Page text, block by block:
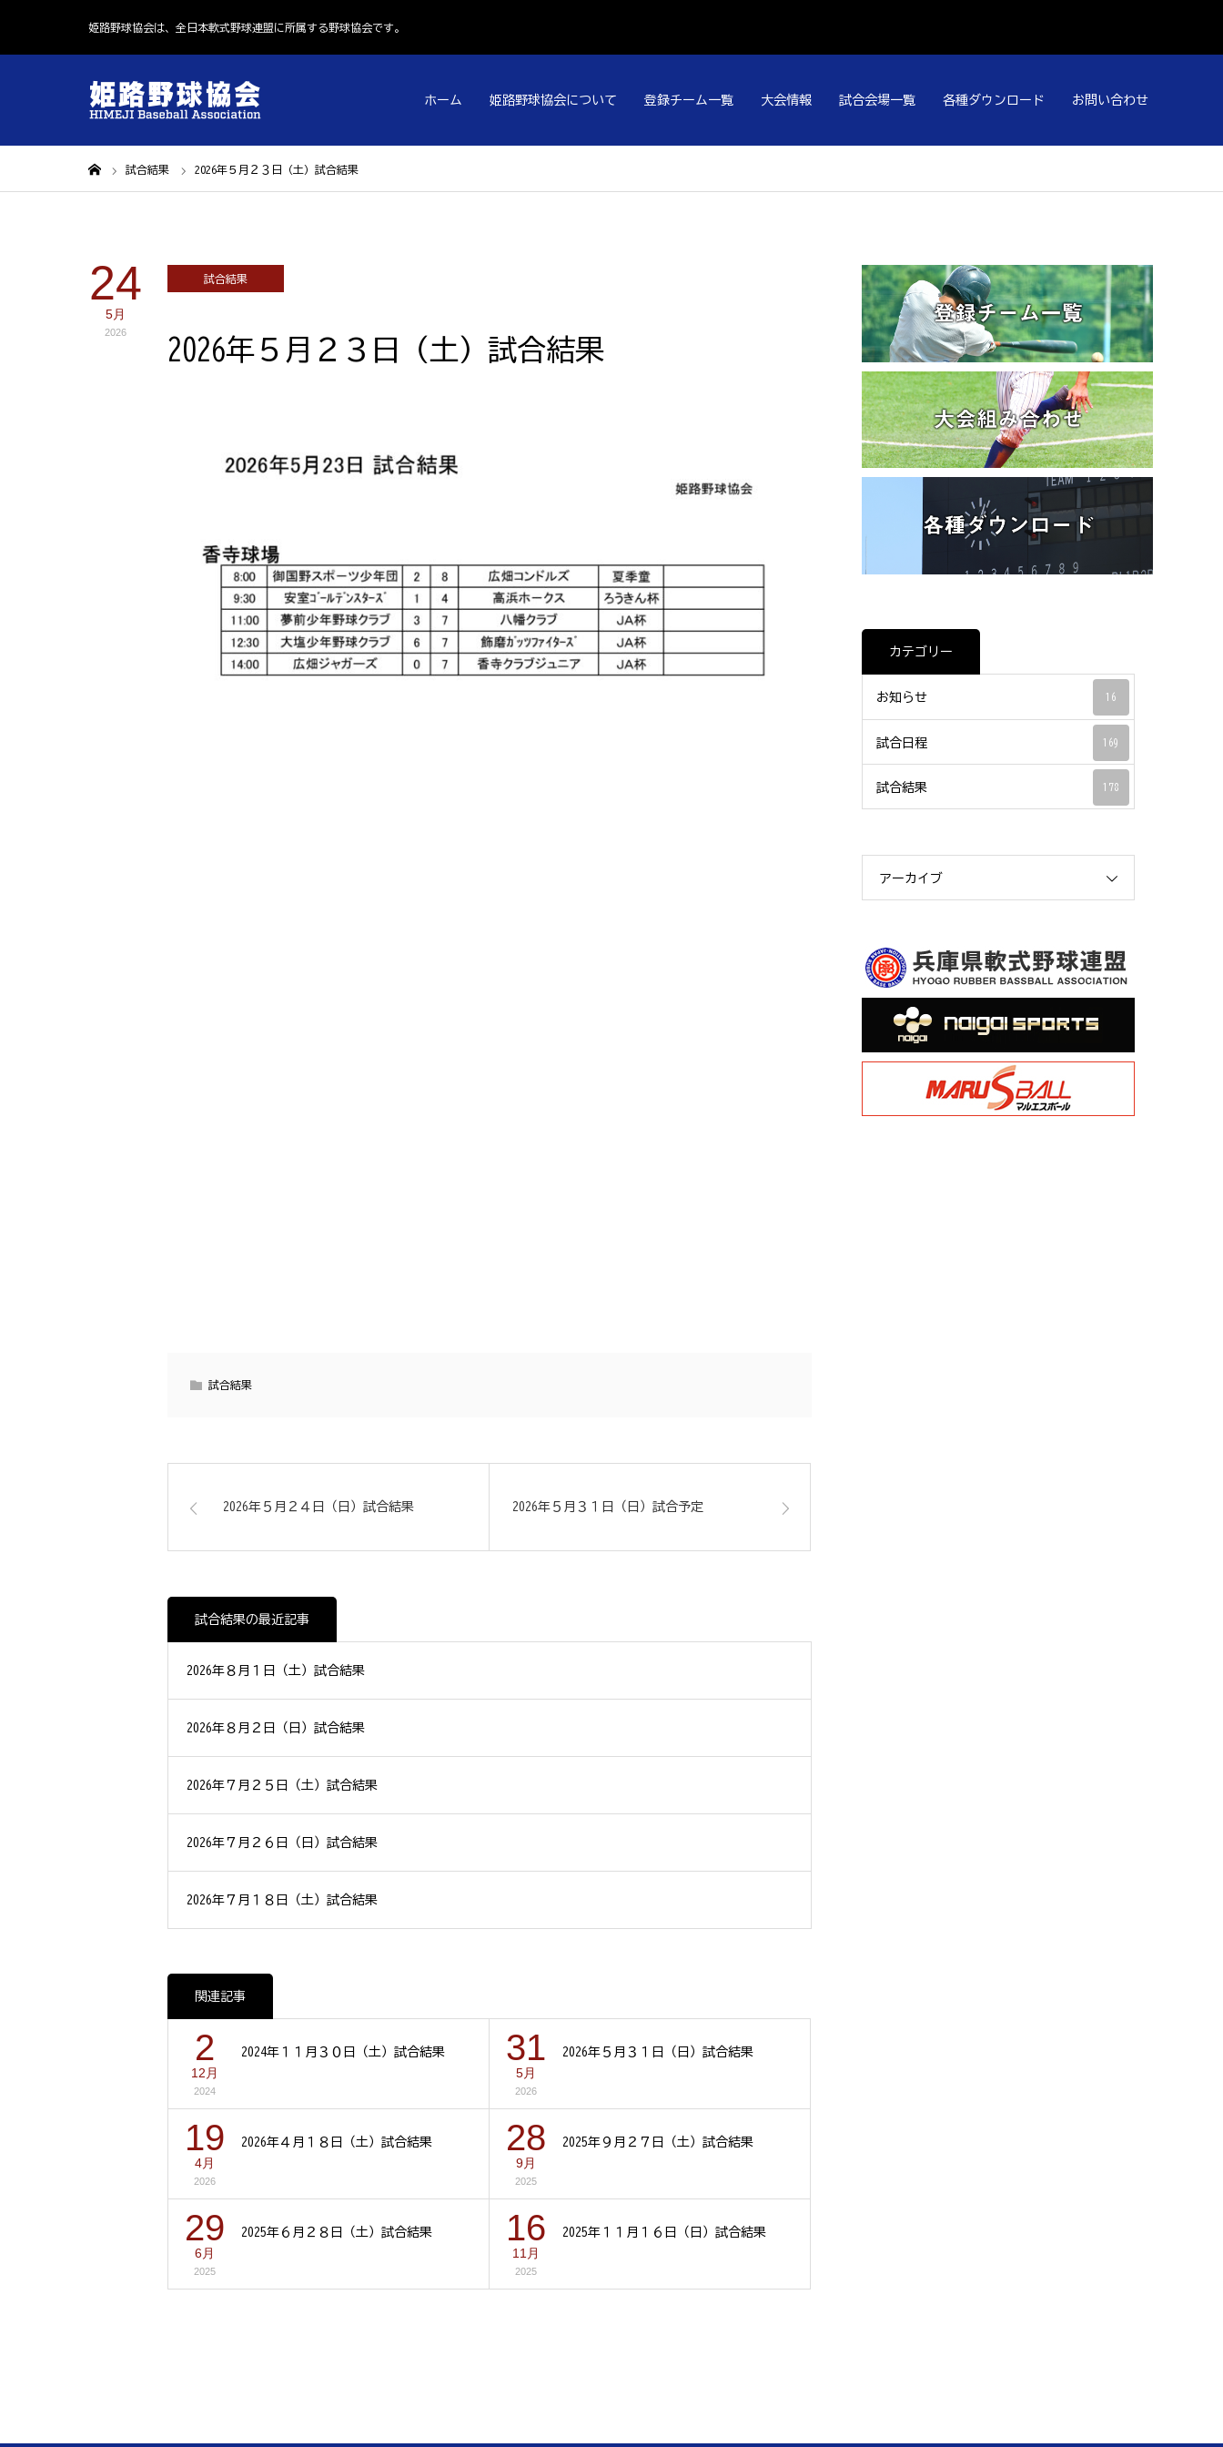
姫路野球協会は、全日本軟式野球連盟に所属する野球協会です。
ホーム 姫路野球協会について 登録チーム一覧 大会情報 試合会場一覧 各種ダウンロード お問い合わせ
試合結果 2026年５月２３日（土）試合結果
24
5月
2026
試合結果
2026年５月２３日（土）試合結果
試合結果
2026年５月２４日（日）試合結果 2026年５月３１日（日）試合予定
試合結果の最近記事
2026年８月１日（土）試合結果
2026年８月２日（日）試合結果
2026年７月２５日（土）試合結果
2026年７月２６日（日）試合結果
2026年７月１８日（土）試合結果
関連記事
2
12月
2024
2024年１１月３０日（土）試合結果 31
5月
2026
2026年５月３１日（日）試合結果
19
4月
2026
2026年４月１８日（土）試合結果 28
9月
2025
2025年９月２７日（土）試合結果
29
6月
2025
2025年６月２８日（土）試合結果 16
11月
2025
2025年１１月１６日（日）試合結果
カテゴリー
お知らせ 16
試合日程 169
試合結果 178
アーカイブ